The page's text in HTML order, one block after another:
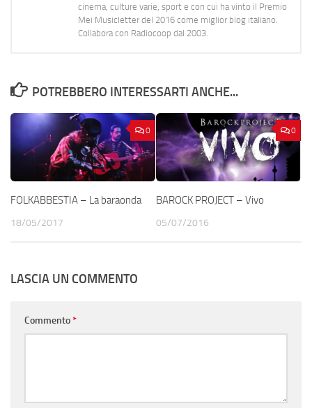
cinema, culture varie, sport e con cui ha vinto il Premio
Mei Musicletter del 2016 come miglior blog italiano.
Collabora con Radiocoop dal 2003.
POTREBBERO INTERESSARTI ANCHE...
0
FOLKABBESTIA – La baraonda
18/05/2017
0
BAROCK PROJECT – Vivo
05/07/2016
LASCIA UN COMMENTO
Commento*